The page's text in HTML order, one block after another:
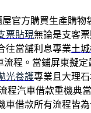
官方購買生產購物
票貼現無論是支客
往當舖利息專業土
程。當鋪屏東擬定
光養護專業且大理
程汽車借款重機典當
車借款所有流程皆